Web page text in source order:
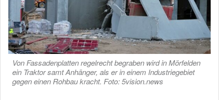
Von Fassadenplatten regelrecht begraben wird in Mörfelden
ein Traktor samt Anhänger, als er in einem Industriegebiet
gegen einen Rohbau kracht. Foto: 5vision.news